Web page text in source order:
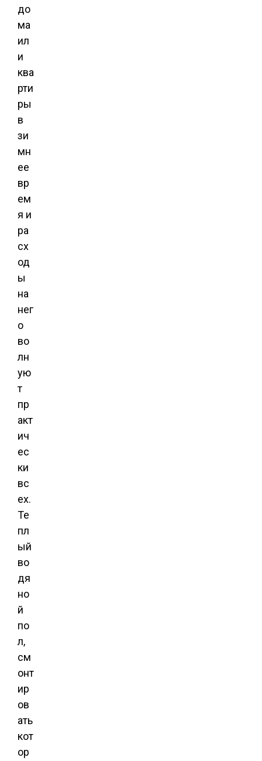
до
ма
ил
и
ква
рти
ры
в
зи
мн
ее
вр
ем
я и
ра
сх
од
ы
на
нег
о
во
лн
ую
т
пр
акт
ич
ес
ки
вс
ех.
Те
пл
ый
во
дя
но
й
по
л,
см
онт
ир
ов
ать
кот
ор